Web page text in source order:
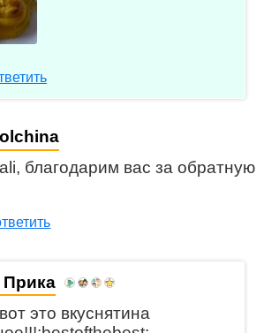
благодарим вас за обратную
Прика
это вкуснятина